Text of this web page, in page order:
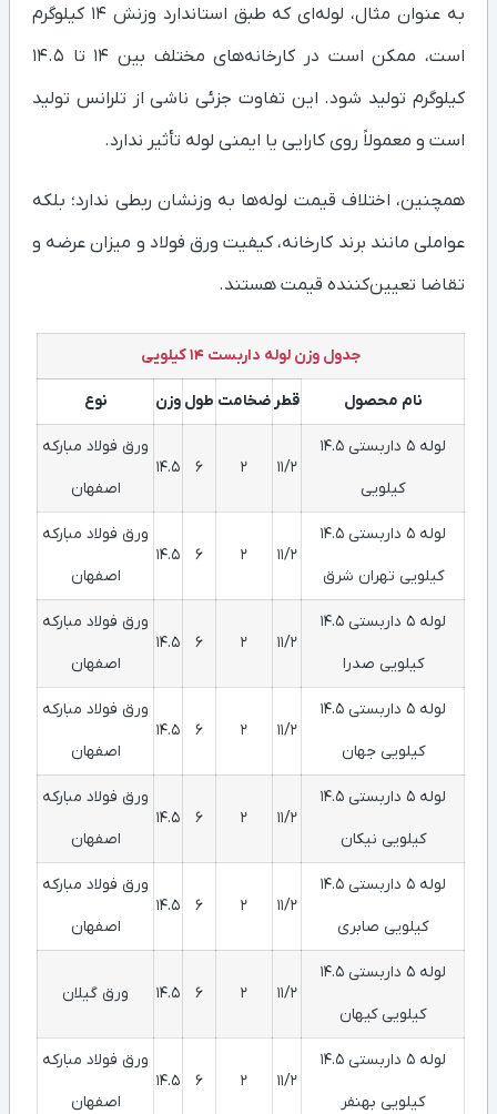
به عنوان مثال، لوله‌ای که طبق استاندارد وزنش ۱۴ کیلوگرم
است، ممکن است در کارخانه‌های مختلف بین ۱۴ تا ۱۴.۵
کیلوگرم تولید شود. این تفاوت جزئی ناشی از تلرانس تولید
است و معمولاً روی کارایی یا ایمنی لوله تأثیر ندارد.
همچنین، اختلاف قیمت لوله‌ها به وزنشان ربطی ندارد؛ بلکه
عواملی مانند برند کارخانه، کیفیت ورق فولاد و میزان عرضه و
تقاضا تعیین‌کننده قیمت هستند.
جدول وزن لوله داربست 14 کیلویی
نام محصول قطر ضخامت طول وزن نوع
لوله 5 داربستی 14.5
کیلویی
11/2
2
6
14.5
ورق فولاد مبارکه
اصفهان
لوله 5 داربستی 14.5
کیلویی تهران شرق
11/2
2
6
14.5
ورق فولاد مبارکه
اصفهان
لوله 5 داربستی 14.5
کیلویی صدرا
11/2
2
6
14.5
ورق فولاد مبارکه
اصفهان
لوله 5 داربستی 14.5
کیلویی جهان
11/2
2
6
14.5
ورق فولاد مبارکه
اصفهان
لوله 5 داربستی 14.5
کیلویی نیکان
11/2
2
6
14.5
ورق فولاد مبارکه
اصفهان
لوله 5 داربستی 14.5
کیلویی صابری
11/2
2
6
14.5
ورق فولاد مبارکه
اصفهان
لوله 5 داربستی 14.5
کیلویی کیهان
11/2
2
6
14.5 ورق گیلان
لوله 5 داربستی 14.5
کیلویی بهنفر
11/2
2
6
14.5
ورق فولاد مبارکه
اصفهان